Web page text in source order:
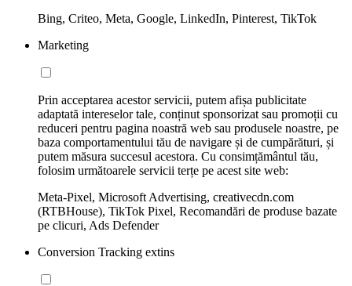
Bing, Criteo, Meta, Google, LinkedIn, Pinterest, TikTok
Marketing
Prin acceptarea acestor servicii, putem afișa publicitate
adaptată intereselor tale, conținut sponsorizat sau promoții cu
reduceri pentru pagina noastră web sau produsele noastre, pe
baza comportamentului tău de navigare și de cumpărături, și
putem măsura succesul acestora. Cu consimțământul tău,
folosim următoarele servicii terțe pe acest site web:
Meta-Pixel, Microsoft Advertising, creativecdn.com
(RTBHouse), TikTok Pixel, Recomandări de produse bazate
pe clicuri, Ads Defender
Conversion Tracking extins